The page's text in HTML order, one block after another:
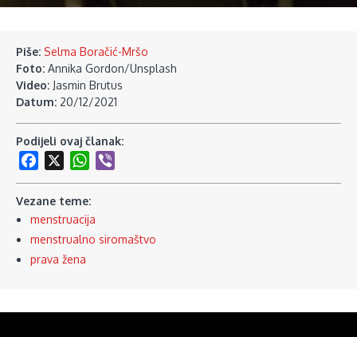
Piše: Selma Boračić-Mršo
Foto: Annika Gordon/Unsplash
Video: Jasmin Brutus
Datum: 20/12/2021
Podijeli ovaj članak:
Facebook
WhatsApp
Vezane teme:
menstruacija
menstrualno siromaštvo
prava žena